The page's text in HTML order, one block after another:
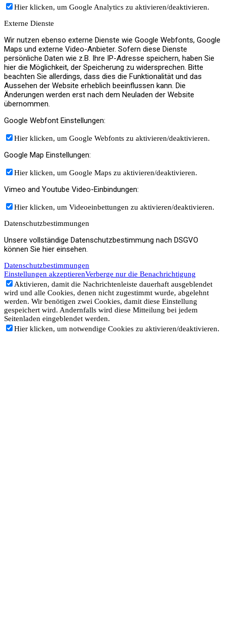
Hier klicken, um Google Analytics zu aktivieren/deaktivieren.
Externe Dienste
Wir nutzen ebenso externe Dienste wie Google Webfonts, Google
Maps und externe Video-Anbieter. Sofern diese Dienste
persönliche Daten wie z.B. Ihre IP-Adresse speichern, haben Sie
hier die Möglichkeit, der Speicherung zu widersprechen. Bitte
beachten Sie allerdings, dass dies die Funktionalität und das
Aussehen der Website erheblich beeinflussen kann. Die
Änderungen werden erst nach dem Neuladen der Website
übernommen.
Google Webfont Einstellungen:
Hier klicken, um Google Webfonts zu aktivieren/deaktivieren.
Google Map Einstellungen:
Hier klicken, um Google Maps zu aktivieren/deaktivieren.
Vimeo and Youtube Video-Einbindungen:
Hier klicken, um Videoeinbettungen zu aktivieren/deaktivieren.
Datenschutzbestimmungen
Unsere vollständige Datenschutzbestimmung nach DSGVO
können Sie hier einsehen.
Datenschutzbestimmungen
Einstellungen akzeptierenVerberge nur die Benachrichtigung
Aktivieren, damit die Nachrichtenleiste dauerhaft ausgeblendet
wird und alle Cookies, denen nicht zugestimmt wurde, abgelehnt
werden. Wir benötigen zwei Cookies, damit diese Einstellung
gespeichert wird. Andernfalls wird diese Mitteilung bei jedem
Seitenladen eingeblendet werden.
Hier klicken, um notwendige Cookies zu aktivieren/deaktivieren.